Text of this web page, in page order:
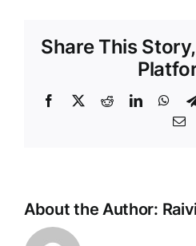
Share This
Facebook
X RedditLinkedIn
E-
About the Author: